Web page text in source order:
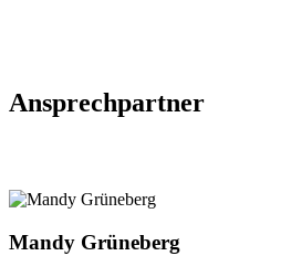
Ansprechpartner
Mandy Grüneberg